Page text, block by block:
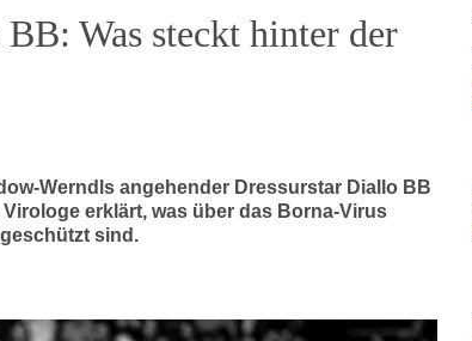
Was steckt hinter der
Werndls angehender Dressurstar Diallo BB
erklärt, was über das Borna-Virus
sind.